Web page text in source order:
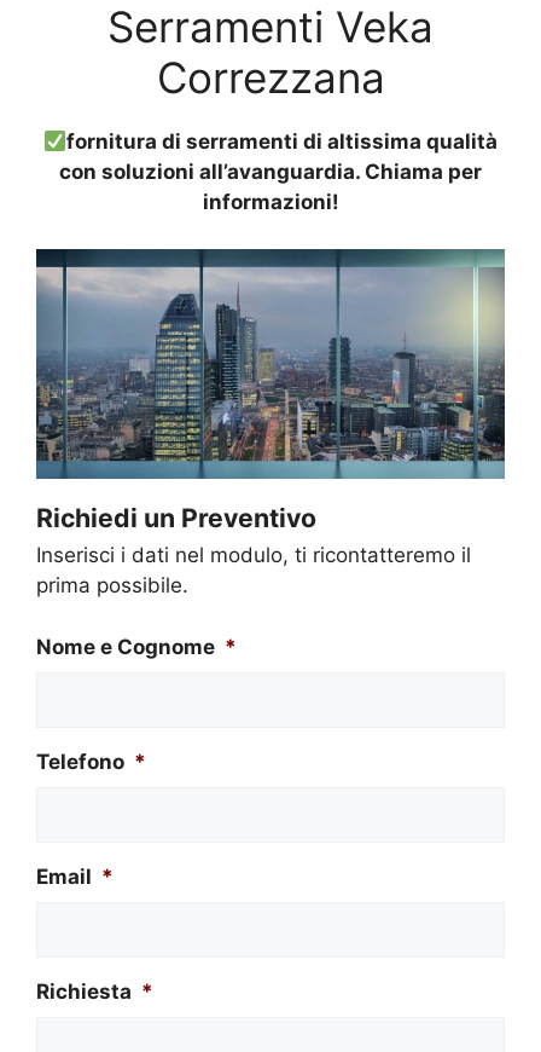
Serramenti Veka
Correzzana
fornitura di serramenti di altissima qualità
con soluzioni all’avanguardia. Chiama per
informazioni!
Richiedi un Preventivo
Inserisci i dati nel modulo, ti ricontatteremo il
prima possibile.
Nome e Cognome *
Telefono *
Email *
Richiesta *